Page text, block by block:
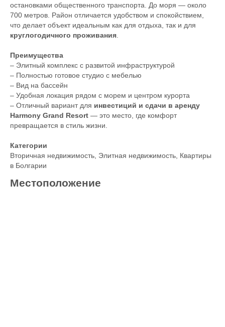
остановками общественного транспорта. До моря — около
700 метров. Район отличается удобством и спокойствием,
что делает объект идеальным как для отдыха, так и для
круглогодичного проживания.
Преимущества
– Элитный комплекс с развитой инфраструктурой
– Полностью готовое студио с мебелью
– Вид на бассейн
– Удобная локация рядом с морем и центром курорта
– Отличный вариант для инвестиций и сдачи в аренду
Harmony Grand Resort — это место, где комфорт
превращается в стиль жизни.
Категории
Вторичная недвижимость, Элитная недвижимость, Квартиры
в Болгарии
Местоположение